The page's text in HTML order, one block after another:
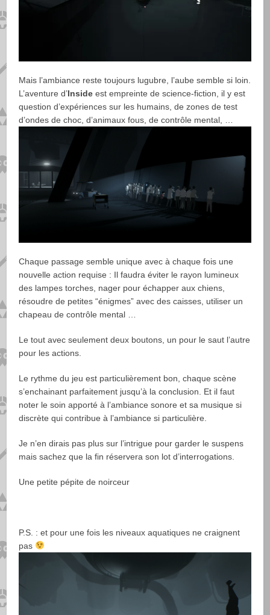
Mais l’ambiance reste toujours lugubre, l’aube semble si loin.
L’aventure d’Inside est empreinte de science-fiction, il y est
question d’expériences sur les humains, de zones de test
d’ondes de choc, d’animaux fous, de contrôle mental, …
Chaque passage semble unique avec à chaque fois une
nouvelle action requise : Il faudra éviter le rayon lumineux
des lampes torches, nager pour échapper aux chiens,
résoudre de petites “énigmes” avec des caisses, utiliser un
chapeau de contrôle mental …
Le tout avec seulement deux boutons, un pour le saut l’autre
pour les actions.
Le rythme du jeu est particulièrement bon, chaque scène
s’enchainant parfaitement jusqu’à la conclusion. Et il faut
noter le soin apporté à l’ambiance sonore et sa musique si
discrète qui contribue à l’ambiance si particulière.
Je n’en dirais pas plus sur l’intrigue pour garder le suspens
mais sachez que la fin réservera son lot d’interrogations.
Une petite pépite de noirceur
P.S. : et pour une fois les niveaux aquatiques ne craignent
pas